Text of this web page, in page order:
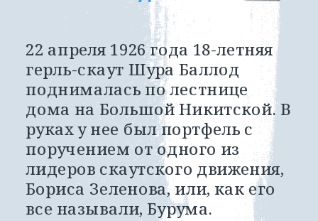
22 апреля 1926 года 18-летняя
герль-скаут Шура Баллод
поднималась по лестнице
дома на Большой Никитской. В
руках у нее был портфель с
поручением от одного из
лидеров скаутского движения,
Бориса Зеленова, или, как его
все называли, Бурума.